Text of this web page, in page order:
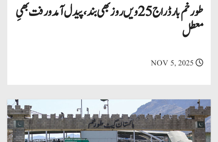
طورخم بارڈر اج 25ویں روز بھی بند، پیدل آمدورفت بھِی
معطل
NOV 5, 2025